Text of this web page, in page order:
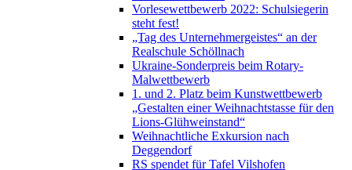
Vorlesewettbewerb 2022: Schulsiegerin
steht fest!
„Tag des Unternehmergeistes“ an der
Realschule Schöllnach
Ukraine-Sonderpreis beim Rotary-
Malwettbewerb
1. und 2. Platz beim Kunstwettbewerb
„Gestalten einer Weihnachtstasse für den
Lions-Glühweinstand“
Weihnachtliche Exkursion nach
Deggendorf
RS spendet für Tafel Vilshofen